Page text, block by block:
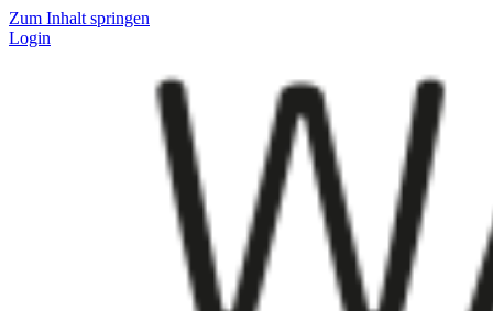
Zum Inhalt springen
Login